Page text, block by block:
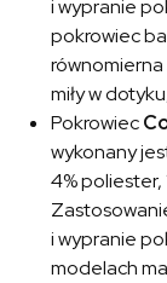
i wypranie
pokrowiec
miły w
Pokrowiec
wykonany
4% poliester,
i wypranie
modelach